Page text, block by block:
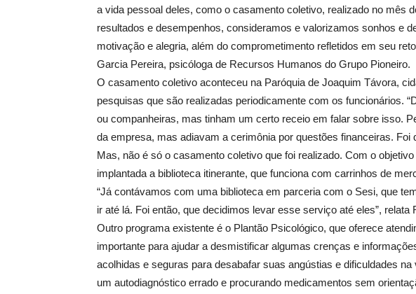
a vida pessoal deles, como o casamento coletivo, realizado no mês
resultados e desempenhos, consideramos e valorizamos sonhos e
motivação e alegria, além do comprometimento refletidos em seu
Garcia Pereira, psicóloga de Recursos Humanos do Grupo Pioneiro.
O casamento coletivo aconteceu na Paróquia de Joaquim Távora,
pesquisas que são realizadas periodicamente com os funcionários.
ou companheiras, mas tinham um certo receio em falar sobre isso.
da empresa, mas adiavam a cerimônia por questões financeiras.
Mas, não é só o casamento coletivo que foi realizado. Com o
implantada a biblioteca itinerante, que funciona com carrinhos de
“Já contávamos com uma biblioteca em parceria com o Sesi, que
ir até lá. Foi então, que decidimos levar esse serviço até eles”,
Outro programa existente é o Plantão Psicológico, que oferece
importante para ajudar a desmistificar algumas crenças e
acolhidas e seguras para desabafar suas angústias e dificuldades
um autodiagnóstico errado e procurando medicamentos sem